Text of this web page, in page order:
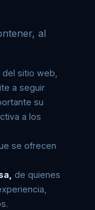
al
sitio web,
a seguir
su
a los
se ofrecen
de quienes